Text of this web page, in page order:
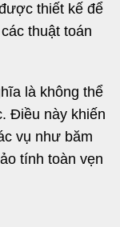
thiết kế để
thuật toán
là không thể
Điều này khiến
vụ như băm
tính toàn vẹn